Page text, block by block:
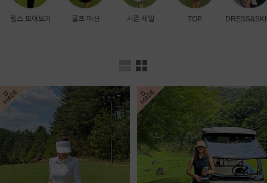
릴스 모아보기 골프 패션 시즌 세일 TOP